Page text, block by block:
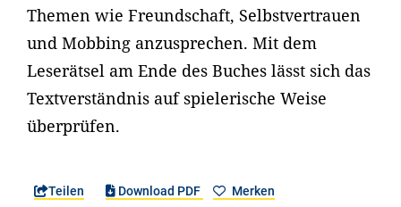
Themen wie Freundschaft, Selbstvertrauen
und Mobbing anzusprechen. Mit dem
Leserätsel am Ende des Buches lässt sich das
Textverständnis auf spielerische Weise
überprüfen.
Teilen Download PDF Merken